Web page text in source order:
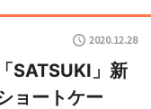
2020.12.28
SATSUKI」新
ョートケー